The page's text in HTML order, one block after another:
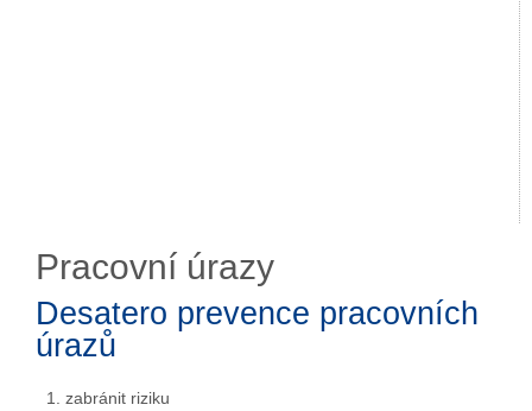
Pracovní úrazy
Desatero prevence pracovních
úrazů
zabránit riziku